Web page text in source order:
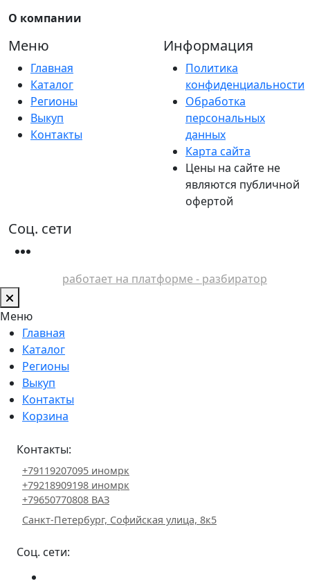
О компании
Меню
Главная
Каталог
Регионы
Выкуп
Контакты
Информация
Политика
конфиденциальности
Обработка
персональных
данных
Карта сайта
Цены на сайте не
являются публичной
офертой
Соц. сети
работает на платформе - разбиратор
Меню
Главная
Каталог
Регионы
Выкуп
Контакты
Корзина
Контакты:
+79119207095 иномрк
+79218909198 иномрк
+79650770808 ВАЗ
Санкт-Петербург, Софийская улица, 8к5
Соц. сети: